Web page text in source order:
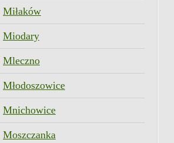
Miłaków
Miodary
Mleczno
Młodoszowice
Mnichowice
Moszczanka